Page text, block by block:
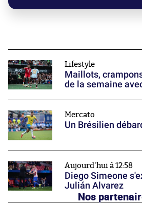
Lifestyle
Maillots,
de la semaine
Mercato
Un Brésilien
Aujourd'hui à 12:58
Diego Simeone
Julián Alvarez
Nos